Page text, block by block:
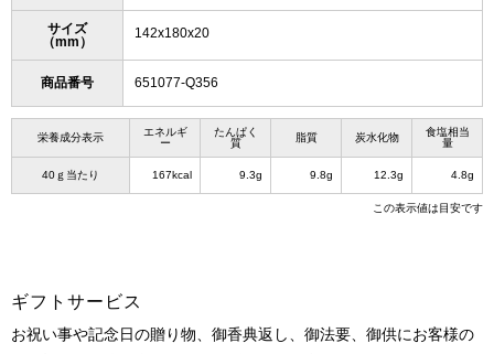
サイズ
（mm）
142x180x20
商品番号 651077-Q356
栄養成分表示
エネルギ
ー
たんぱく
質
脂質 炭水化物
食塩相当
量
40ｇ当たり 167kcal 9.3g 9.8g 12.3g 4.8g
この表示値は目安です
ギフトサービス
お祝い事や記念日の贈り物、御香典返し、御法要、御供にお客様の